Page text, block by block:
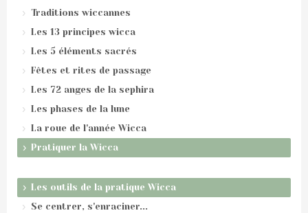
Traditions wiccannes
Les 13 principes wicca
Les 5 éléments sacrés
Fêtes et rites de passage
Les 72 anges de la sephira
Les phases de la lune
La roue de l'année Wicca
Pratiquer la Wicca
Les outils de la pratique Wicca
Se centrer, s'enraciner...